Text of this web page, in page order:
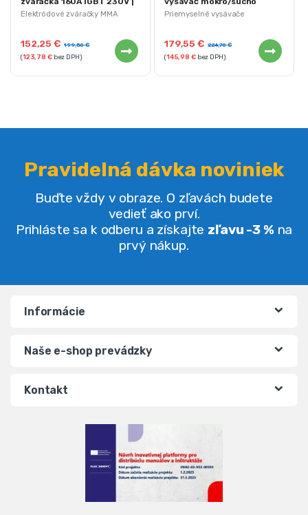
Elektródové zváračky MMA
56H812
152,25€ 199,50€
(123,78 €bez DPH)
Priemyselné vysávače
1500W 30L so zásuvkou |
59G607
179,55€ 224,70€
(145,98 €bez DPH)
Pravidelná dávka noviniek
Buďte vždy v obraze. O zľavách budete
vedieť ako prví.
Prihláste sa k odberu a získajte zľavu -3 % na
prvý nákup.
Informácie
Naše e-shop prevádzky
Kontakt